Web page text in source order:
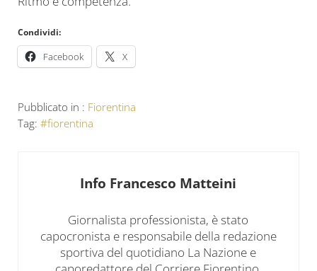
Condividi:
Facebook X
Pubblicato in : Fiorentina
Tag: #fiorentina
Info Francesco Matteini
Giornalista professionista, è stato
capocronista e responsabile della redazione
sportiva del quotidiano La Nazione e